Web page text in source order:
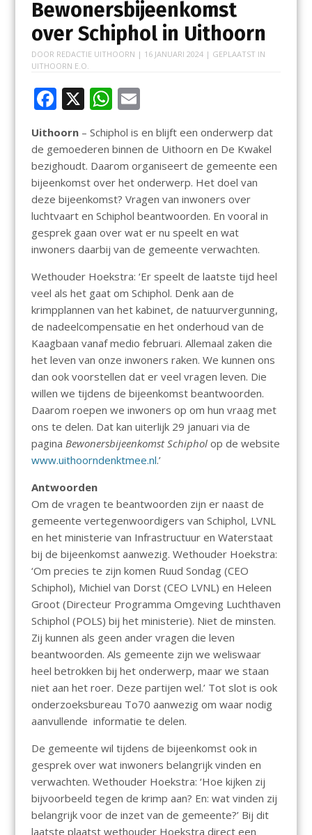
Bewonersbijeenkomst
over Schiphol in Uithoorn
DOOR REDACTIE UITHOORN | 16 JANUARI 2024| GEPLAATST IN
UITHOORN E.O.
F
e
b
o
o
k
X W
h
at
s
A
p
p
E
m
ai
l
Uithoorn– Schiphol is en blijft een onderwerp dat
de gemoederen binnen de Uithoorn en De Kwakel
bezighoudt. Daarom organiseert de gemeente een
bijeenkomst over het onderwerp. Het doel van
deze bijeenkomst? Vragen van inwoners over
luchtvaart en Schiphol beantwoorden. En vooral in
gesprek gaan over wat er nu speelt en wat
inwoners daarbij van de gemeente verwachten.
Wethouder Hoekstra: ‘Er speelt de laatste tijd heel
veel als het gaat om Schiphol. Denk aan de
krimpplannen van het kabinet, de natuurvergunning,
de nadeelcompensatie en het onderhoud van de
Kaagbaan vanaf medio februari. Allemaal zaken die
het leven van onze inwoners raken. We kunnen ons
dan ook voorstellen dat er veel vragen leven. Die
willen we tijdens de bijeenkomst beantwoorden.
Daarom roepen we inwoners op om hun vraag met
ons te delen. Dat kan uiterlijk 29 januari via de
pagina Bewonersbijeenkomst Schipholop de website
www.uithoorndenktmee.nl.’
Antwoorden
Om de vragen te beantwoorden zijn er naast de
gemeente vertegenwoordigers van Schiphol, LVNL
en het ministerie van Infrastructuur en Waterstaat
bij de bijeenkomst aanwezig. Wethouder Hoekstra:
‘Om precies te zijn komen Ruud Sondag (CEO
Schiphol), Michiel van Dorst (CEO LVNL) en Heleen
Groot (Directeur Programma Omgeving Luchthaven
Schiphol (POLS) bij het ministerie). Niet de minsten.
Zij kunnen als geen ander vragen die leven
beantwoorden. Als gemeente zijn we weliswaar
heel betrokken bij het onderwerp, maar we staan
niet aan het roer. Deze partijen wel.’ Tot slot is ook
onderzoeksbureau To70 aanwezig om waar nodig
aanvullende informatie te delen.
De gemeente wil tijdens de bijeenkomst ook in
gesprek over wat inwoners belangrijk vinden en
verwachten. Wethouder Hoekstra: ‘Hoe kijken zij
bijvoorbeeld tegen de krimp aan? En: wat vinden zij
belangrijk voor de inzet van de gemeente?’ Bij dit
laatste plaatst wethouder Hoekstra direct een